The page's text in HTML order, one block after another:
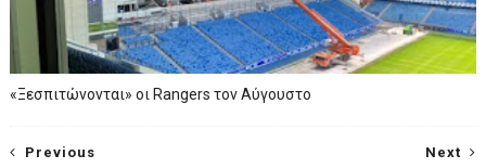
«Ξεσπιτώνονται» οι Rangers τον Αύγουστο
Next
Previous